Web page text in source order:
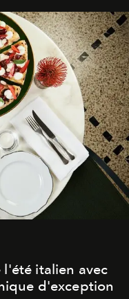
l'été italien avec
d'exception